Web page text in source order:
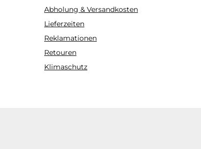
Abholung & Versandkosten
Lieferzeiten
Reklamationen
Retouren
Klimaschutz